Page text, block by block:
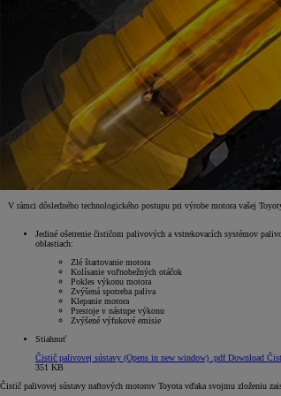
V rámci dôsledného technologického postupu pri výrobe motora vašej
Jediné ošetrenie čističom palivových a vstrekovacích systémov
oblastiach:
Zlé štartovanie motora
Kolísanie voľnobežných otáčok
Pokles výkonu motora
Zvýšená spotreba paliva
Klepanie motora
Prestoje v nástupe výkonu
Zvýšené výfukové emisie
Stiahnuť
Čistič palivovej sústavy (Opens in new window) .pdfDownload
351 KB
Čistič palivovej sústavy naftových motorov Toyota vďaka svojmu zloženiu